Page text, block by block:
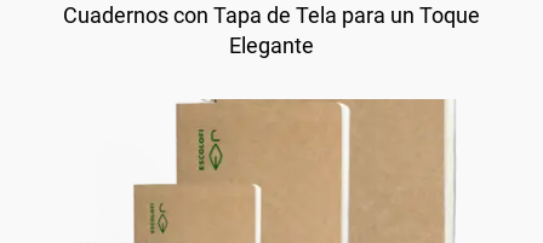
Cuadernos con Tapa de Tela para un Toque
Elegante